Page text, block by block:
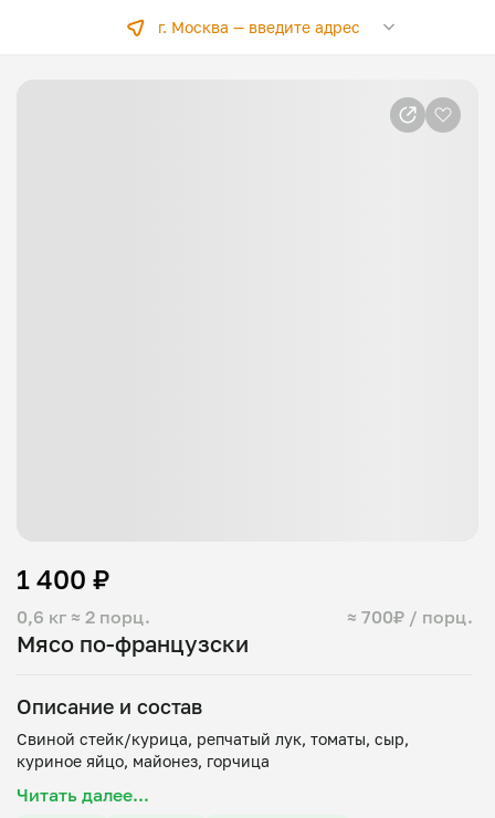
г. Москва —введите адрес
Мясо по-французски
0,6 кг ≈ 2 порц. ≈ 700₽ / порц.
1 400 ₽
Описание и состав
Свиной стейк/курица, репчатый лук, томаты, сыр,
Читать далее...